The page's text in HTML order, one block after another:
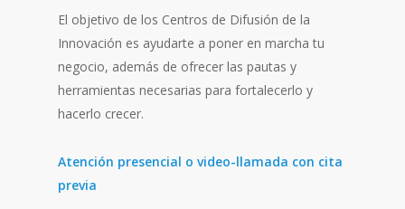
El objetivo de los Centros de Difusión de la
Innovación es ayudarte a poner en marcha tu
negocio, además de ofrecer las pautas y
herramientas necesarias para fortalecerlo y
hacerlo crecer.
Atención presencial o video-llamada con cita
previa